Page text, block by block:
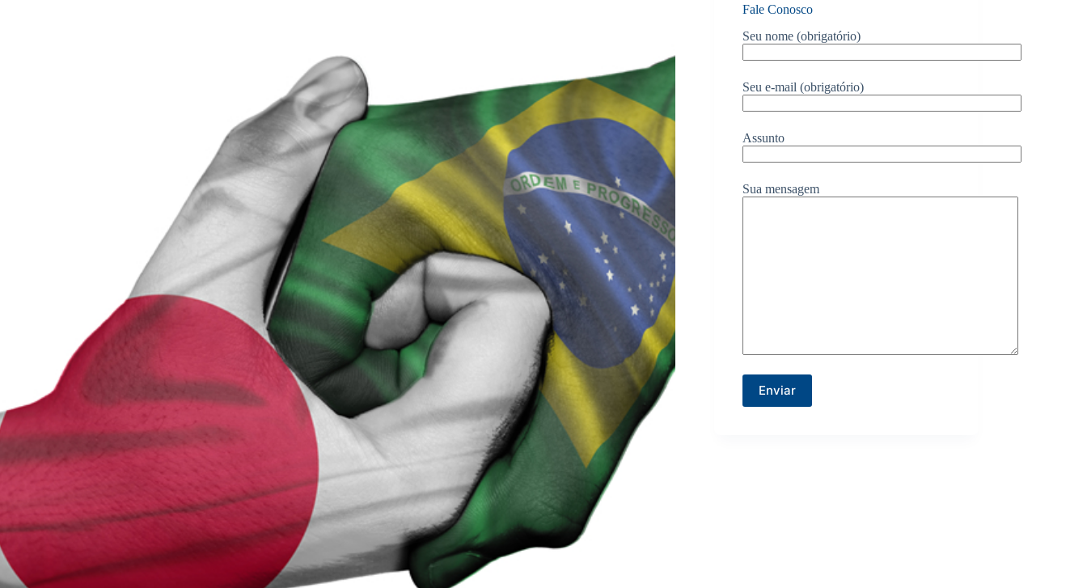
Fale Conosco
Seu nome (obrigatório)
Seu e-mail (obrigatório)
Assunto
Sua mensagem